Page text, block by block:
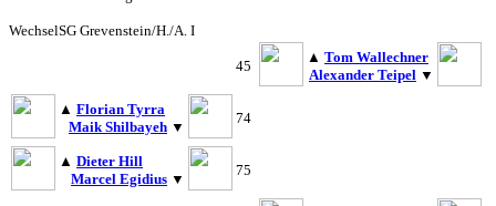
WechselSG Grevenstein/H./A. I
45
▲ Tom Wallechner
Alexander Teipel ▼
▲ Florian Tyrra
Maik Shilbayeh ▼
74
▲ Dieter Hill
Marcel Egidius ▼
75